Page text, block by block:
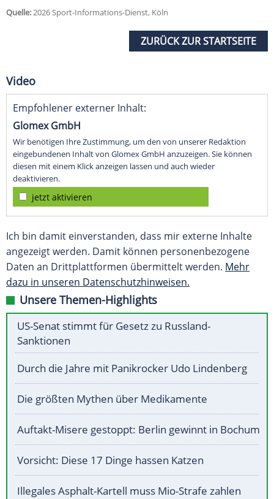
Quelle:2026 Sport-Informations-Dienst, Köln
ZURÜCK ZUR STARTSEITE
Video
Empfohlener externer Inhalt:
Glomex GmbH
Wir benötigen Ihre Zustimmung, um den von unserer Redaktion
eingebundenen Inhalt von Glomex GmbH anzuzeigen. Sie können
diesen mit einem Klick anzeigen lassen und auch wieder
deaktivieren.
jetzt aktivieren
Ich bin damit einverstanden, dass mir externe Inhalte
angezeigt werden. Damit können personenbezogene
Daten an Drittplattformen übermittelt werden. Mehr
dazu in unseren Datenschutzhinweisen.
Unsere Themen-Highlights
US-Senat stimmt für Gesetz zu Russland-
Sanktionen
Durch die Jahre mit Panikrocker Udo Lindenberg
Die größten Mythen über Medikamente
Auftakt-Misere gestoppt: Berlin gewinnt in Bochum
Vorsicht: Diese 17 Dinge hassen Katzen
Illegales Asphalt-Kartell muss Mio-Strafe zahlen